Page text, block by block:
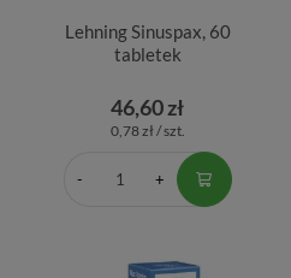
Lehning Sinuspax, 60
tabletek
46,60 zł
0,78 zł / szt.